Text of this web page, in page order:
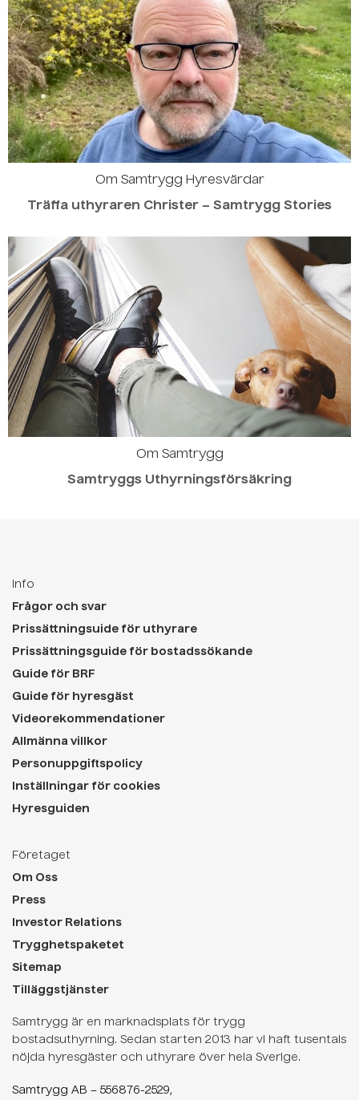
Om Samtrygg Hyresvärdar
Träffa uthyraren Christer – Samtrygg Stories
Om Samtrygg
Samtryggs Uthyrningsförsäkring
Info
Frågor och svar
Prissättningsuide för uthyrare
Prissättningsguide för bostadssökande
Guide för BRF
Guide för hyresgäst
Videorekommendationer
Allmänna villkor
Personuppgiftspolicy
Inställningar för cookies
Hyresguiden
Företaget
Om Oss
Press
Investor Relations
Trygghetspaketet
Sitemap
Tilläggstjänster
Samtrygg är en marknadsplats för trygg
bostadsuthyrning. Sedan starten 2013 har vi haft tusentals
nöjda hyresgäster och uthyrare över hela Sverige.
Samtrygg AB – 556876-2529,